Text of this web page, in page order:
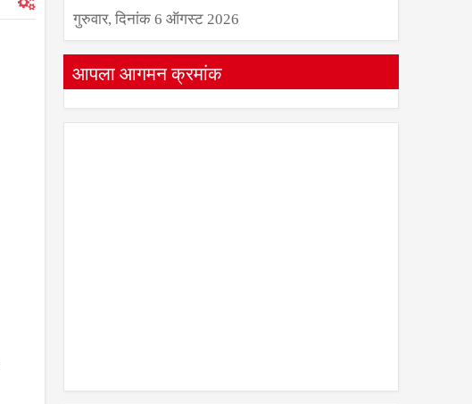
गुरुवार, दिनांक 6 ऑगस्ट 2026
आपला आगमन क्रमांक